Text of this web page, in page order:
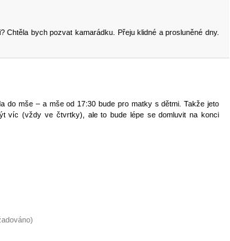
bych pozvat kamarádku. Přeju klidné a prosluněné dny.
do mše – a mše od 17:30 bude pro matky s dětmi. Takže jeto
víc (vždy ve čtvrtky), ale to bude lépe se domluvit na konci